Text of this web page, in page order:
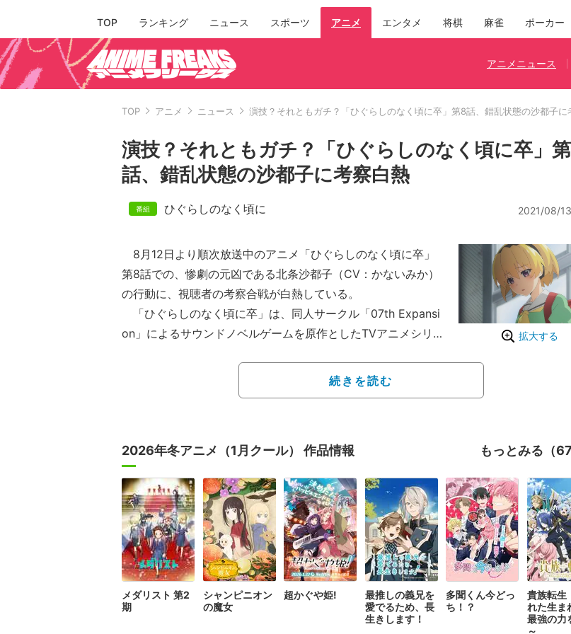
TOP ランキング ニュース スポーツ アニメ エンタメ 将棋 麻雀 ポーカー
アニメニュース
TOP アニメ ニュース 演技？それともガチ？「ひぐらしのなく頃に卒」第8話、錯乱状態の沙都子に
演技？それともガチ？「ひぐらしのなく頃に卒」
話、錯乱状態の沙都子に考察白熱
ひぐらしのなく頃に 2021/08/
拡大する
8月12日より順次放送中のアニメ「ひぐらしのなく頃に卒」
第8話での、惨劇の元凶である北条沙都子（CV：かないみか）
の行動に、視聴者の考察合戦が白熱している。
「ひぐらしのなく頃に卒」は、同人サークル「07th Expansi
on」によるサウンドノベルゲームを原作としたTVアニメシリー
「ひぐらしのなく頃に業」が放送され、7月から放送開始した
本作では第1クールで起きた惨劇の真相が明かされる。
続きを読む
2026年冬アニメ（1月クール） 作品情報 もっとみる（67
メダリスト 第2
期
シャンピニオン
の魔女
超かぐや姫!
最推しの義兄を
愛でるため、長
生きします！
多聞くん今どっ
ち！？
貴族転生
れた生ま
最強の力
～